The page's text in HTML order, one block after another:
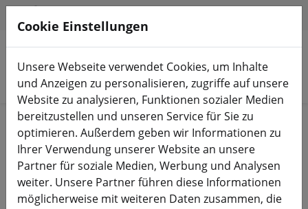
Produkte suchen
Start Bauteile Motoren
Cookie Einstellungen
Unsere Webseite verwendet Cookies, um Inhalte
und Anzeigen zu personalisieren, zugriffe auf unsere
Website zu analysieren, Funktionen sozialer Medien
bereitzustellen und unseren Service für Sie zu
optimieren. Außerdem geben wir Informationen zu
Ihrer Verwendung unserer Website an unsere
Partner für soziale Medien, Werbung und Analysen
weiter. Unsere Partner führen diese Informationen
möglicherweise mit weiteren Daten zusammen, die